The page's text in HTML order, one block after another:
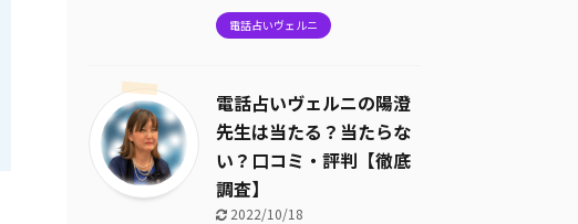
電話占いヴェルニ
電話占いヴェルニの陽澄
先生は当たる？当たらな
い？口コミ・評判【徹底
調査】
2022/10/18